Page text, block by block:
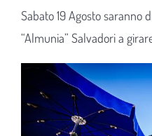
Sabato 19 Agosto saranno
“Almunia” Salvadori a